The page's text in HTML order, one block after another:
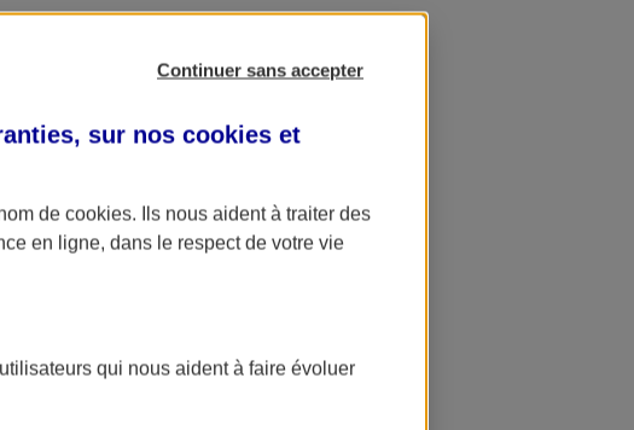
Continuer sans accepter
sur nos cookies et
de cookies. Ils nous aident à traiter des
en ligne, dans le respect de votre vie
qui nous aident à faire évoluer